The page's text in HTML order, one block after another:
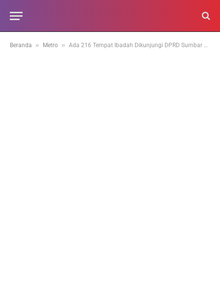
Beranda » Metro » Ada 216 Tempat Ibadah Dikunjungi DPRD Sumbar Selama Ramadan 2026